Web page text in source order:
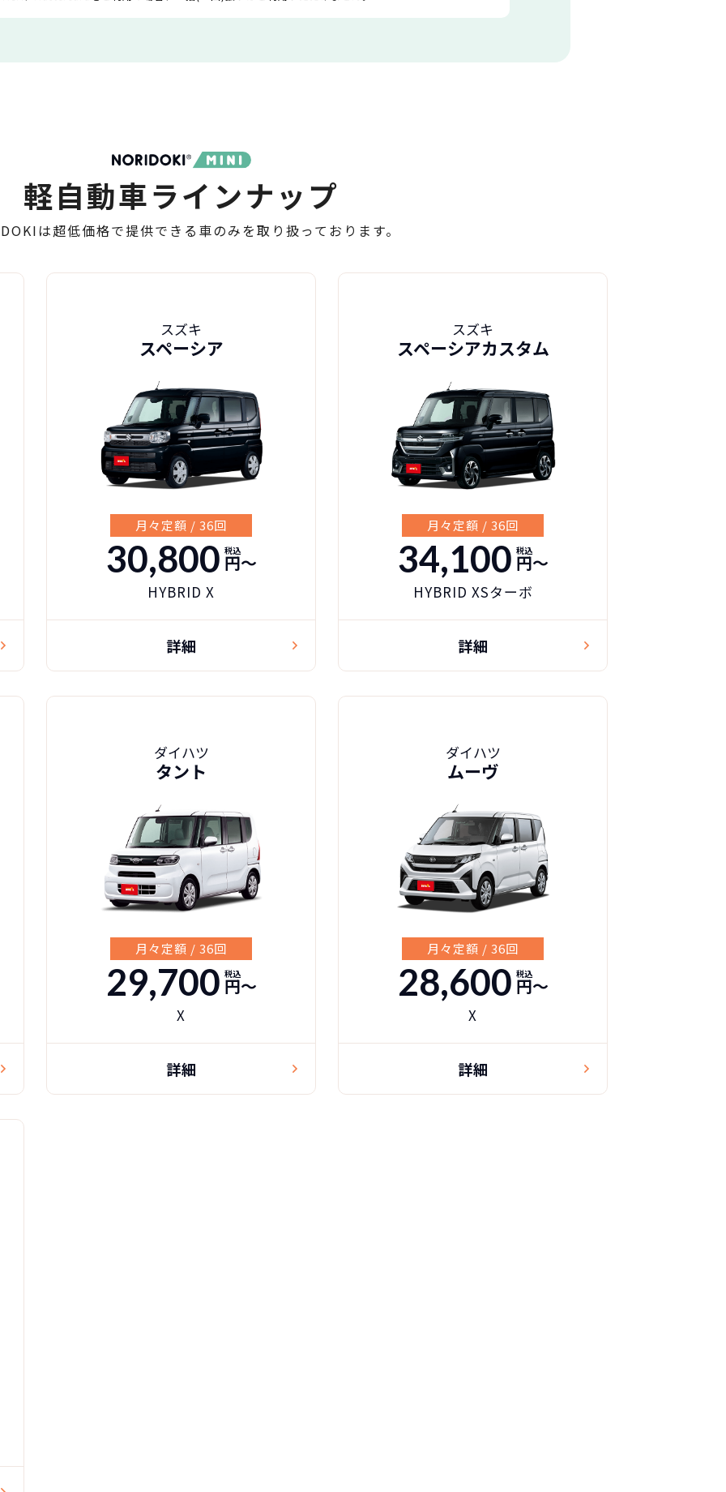
軽自動車ラインナップ
は超低価格で提供できる車のみを取り扱っております。
スズキ
スペーシア
月々定額 / 36回
30,800 税込
円〜
HYBRID X
詳細
スズキ
スペーシアカスタム
月々定額 / 36回
34,100 税込
円〜
HYBRID XSターボ
詳細
ダイハツ
タント
月々定額 / 36回
29,700 税込
円〜
X
詳細
ダイハツ
ムーヴ
月々定額 / 36回
28,600 税込
円〜
X
詳細